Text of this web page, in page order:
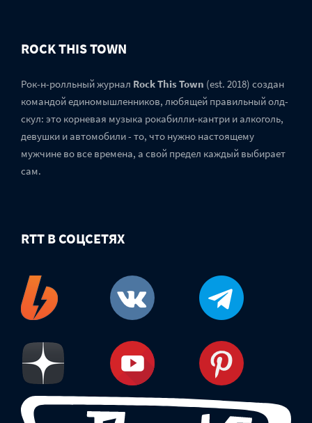
ROCK THIS TOWN
Рок-н-ролльный журнал Rock This Town (est. 2018) создан
командой единомышленников, любящей правильный олд-
скул: это корневая музыка рокабилли-кантри и алкоголь,
девушки и автомобили - то, что нужно настоящему
мужчине во все времена, а свой предел каждый выбирает
сам.
RTT В СОЦСЕТЯХ